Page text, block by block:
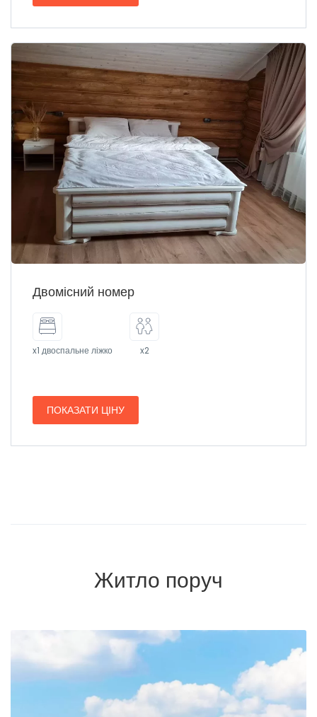
Двомісний номер
x1 двоспальне ліжко x2
ПОКАЗАТИ ЦІНУ
Житло поруч